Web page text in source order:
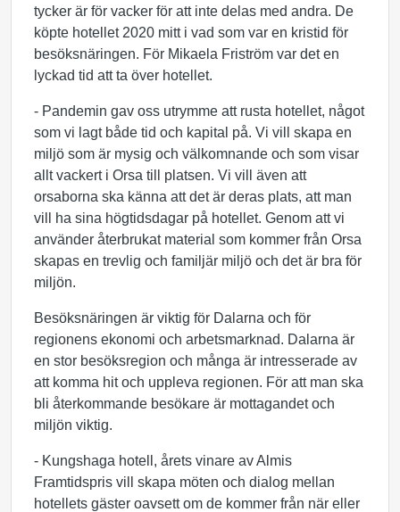
tycker är för vacker för att inte delas med andra. De
köpte hotellet 2020 mitt i vad som var en kristid för
besöksnäringen. För Mikaela Friström var det en
lyckad tid att ta över hotellet.
- Pandemin gav oss utrymme att rusta hotellet, något
som vi lagt både tid och kapital på. Vi vill skapa en
miljö som är mysig och välkomnande och som visar
allt vackert i Orsa till platsen. Vi vill även att
orsaborna ska känna att det är deras plats, att man
vill ha sina högtidsdagar på hotellet. Genom att vi
använder återbrukat material som kommer från Orsa
skapas en trevlig och familjär miljö och det är bra för
miljön.
Besöksnäringen är viktig för Dalarna och för
regionens ekonomi och arbetsmarknad. Dalarna är
en stor besöksregion och många är intresserade av
att komma hit och uppleva regionen. För att man ska
bli återkommande besökare är mottagandet och
miljön viktig.
- Kungshaga hotell, årets vinare av Almis
Framtidspris vill skapa möten och dialog mellan
hotellets gäster oavsett om de kommer från när eller